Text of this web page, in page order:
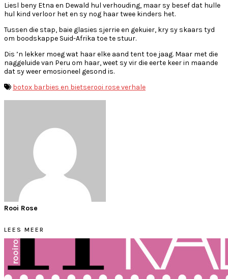
Liesl beny Etna en Dewald hul verhouding, maar sy besef dat hulle
hul kind verloor het en sy nog haar twee kinders het.
Tussen die stap, baie glasies sjerrie en gekuier, kry sy skaars tyd
om boodskappe Suid-Afrika toe te stuur.
Dis ’n lekker moeg wat haar elke aand tent toe jaag. Maar met die
naggeluide van Peru om haar, weet sy vir die eerte keer in maande
dat sy weer emosioneel gesond is.
botox barbies en bietserooi rose verhale
Rooi Rose
LEES MEER